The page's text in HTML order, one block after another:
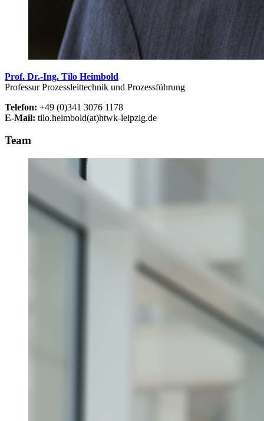
Prof. Dr.-Ing. Tilo Heimbold
Professur Prozessleittechnik und Prozessführung
Telefon: +49 (0)341 3076 1178
E-Mail: tilo.heimbold(at)htwk-leipzig.de
Team